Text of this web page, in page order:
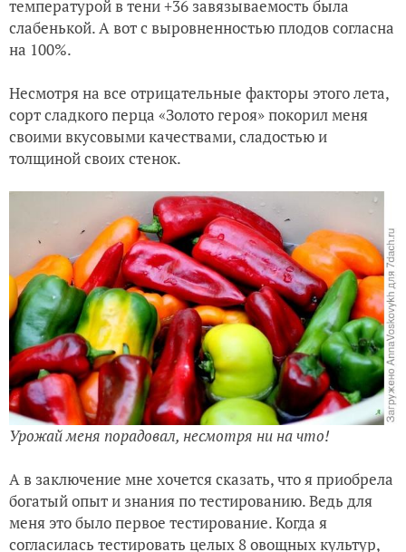
температурой в тени +36 завязываемость была
слабенькой. А вот с выровненностью плодов согласна
на 100%.
Несмотря на все отрицательные факторы этого лета,
сорт сладкого перца «Золото героя» покорил меня
своими вкусовыми качествами, сладостью и
толщиной своих стенок.
Урожай меня порадовал, несмотря ни на что!
А в заключение мне хочется сказать, что я приобрела
богатый опыт и знания по тестированию. Ведь для
меня это было первое тестирование. Когда я
согласилась тестировать целых 8 овощных культур,